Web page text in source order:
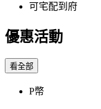
可宅配到府
優惠活動
看全部
P幣